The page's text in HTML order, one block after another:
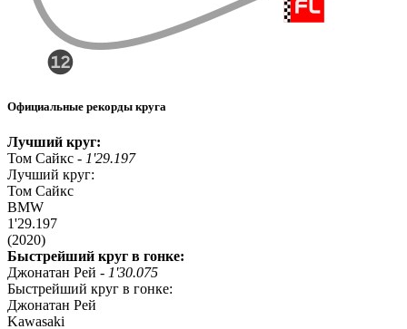
Официальные рекорды круга
Лучший круг:
Том Сайкс - 1'29.197
Лучший круг:
Том Сайкс
BMW
1'29.197
(2020)
Быстрейший круг в гонке:
Джонатан Рей - 1'30.075
Быстрейший круг в гонке:
Джонатан Рей
Kawasaki